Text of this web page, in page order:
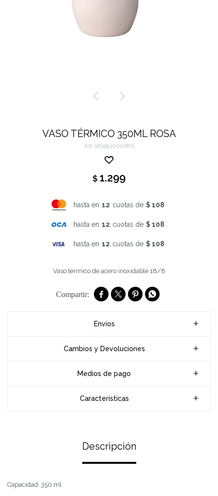
VASO TÉRMICO 350ML ROSA
1819930006RS
$ 1.299
hasta en 12 cuotas de $ 108
hasta en 12 cuotas de $ 108
hasta en 12 cuotas de $ 108
Vaso térmico de acero inoxidable 18/8
   
Envíos
Cambios y Devoluciones
Medios de pago
Características
Descripción
Capacidad: 350 ml